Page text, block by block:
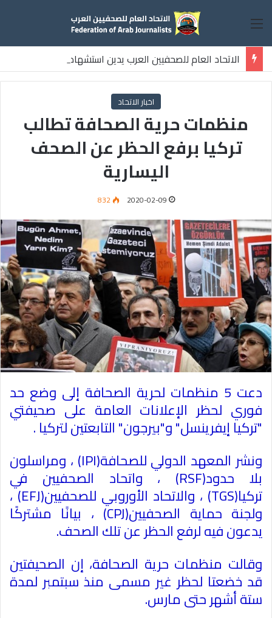
القائمة
الاتحاد العام للصحفيين العرب يدين استشهاد
ثلاثة صحفيين فلسطينيين باستهداف إسرائيلي وسط قطاع غزة
اخبار الاتحاد
منظمات حرية الصحافة تطالب
تركيا برفع الحظر عن الصحف
اليسارية
2020-02-09
832
دعت 5 منظمات لحرية الصحافة إلى وضع حد
فوري لحظر الإعلانات العامة على صحيفتي
"تركيا إيفرينسل" و"بيرجون" التابعتين لتركيا.
ونشر المعهد الدولي للصحافة(IPI) ، ومراسلون
بلا حدود(RSF) ، واتحاد الصحفيين في
تركيا(TGS) ، والاتحاد الأوروبي للصحفيين(EFJ)،
ولجنة حماية الصحفيين(CPJ) ، بيانًا مشتركًا
يدعون فيه لرفع الحظر عن تلك الصحف.
وقالت منظمات حرية الصحافة، إن الصحيفتين
قد خضعتا لحظر غير مسمى منذ سبتمبر لمدة
ستة أشهر حتى مارس.